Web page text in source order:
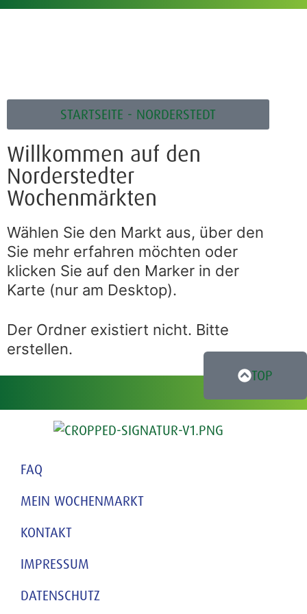
STARTSEITE - NORDERSTEDT
Willkommen auf den
Norderstedter
Wochenmärkten
Wählen Sie den Markt aus, über den
Sie mehr erfahren möchten oder
klicken Sie auf den Marker in der
Karte (nur am Desktop).
Der Ordner existiert nicht. Bitte
erstellen.
TOP
FAQ
MEIN WOCHENMARKT
KONTAKT
IMPRESSUM
DATENSCHUTZ